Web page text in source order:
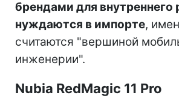
брендами для внутреннего
нуждаются в импорте,
считаются "вершиной
инженерии".
Nubia RedMagic 11 Pro